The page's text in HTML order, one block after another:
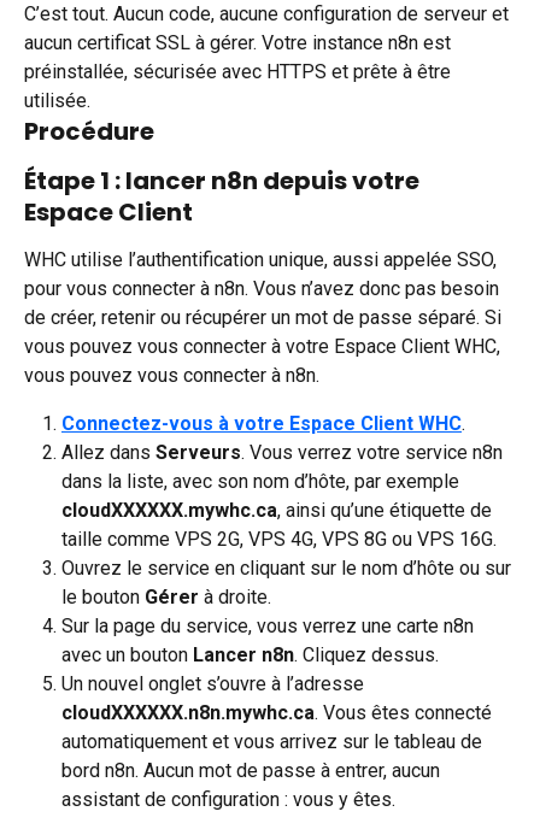
C’est tout. Aucun code, aucune configuration de serveur et
aucun certificat SSL à gérer. Votre instance n8n est
préinstallée, sécurisée avec HTTPS et prête à être
utilisée.
Procédure
Étape 1 : lancer n8n depuis votre
Espace Client
WHC utilise l’authentification unique, aussi appelée SSO,
pour vous connecter à n8n. Vous n’avez donc pas besoin
de créer, retenir ou récupérer un mot de passe séparé. Si
vous pouvez vous connecter à votre Espace Client WHC,
vous pouvez vous connecter à n8n.
Connectez-vous à votre Espace Client WHC.
Allez dans Serveurs. Vous verrez votre service n8n
dans la liste, avec son nom d’hôte, par exemple
cloudXXXXXX.mywhc.ca, ainsi qu’une étiquette de
taille comme VPS 2G, VPS 4G, VPS 8G ou VPS 16G.
Ouvrez le service en cliquant sur le nom d’hôte ou sur
le bouton Gérer à droite.
Sur la page du service, vous verrez une carte n8n
avec un bouton Lancer n8n. Cliquez dessus.
Un nouvel onglet s’ouvre à l’adresse
cloudXXXXXX.n8n.mywhc.ca. Vous êtes connecté
automatiquement et vous arrivez sur le tableau de
bord n8n. Aucun mot de passe à entrer, aucun
assistant de configuration : vous y êtes.